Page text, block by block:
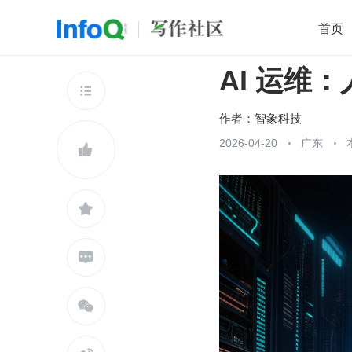
首页
开源 架构
团队管理
查看更多





AI 运维：
作者： 智象科技
2026-04-20 广东